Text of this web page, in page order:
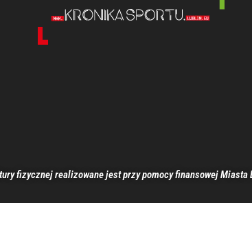
fizycznej realizowane jest przy pomocy finansowej Miasta